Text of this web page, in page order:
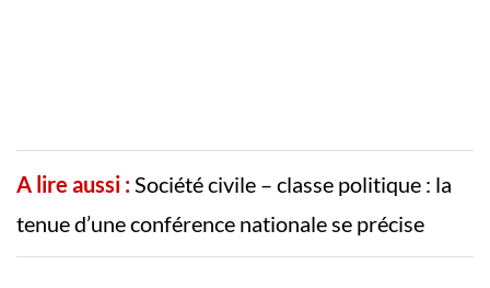
A lire aussi :Société civile – classe politique : la
tenue d’une conférence nationale se précise